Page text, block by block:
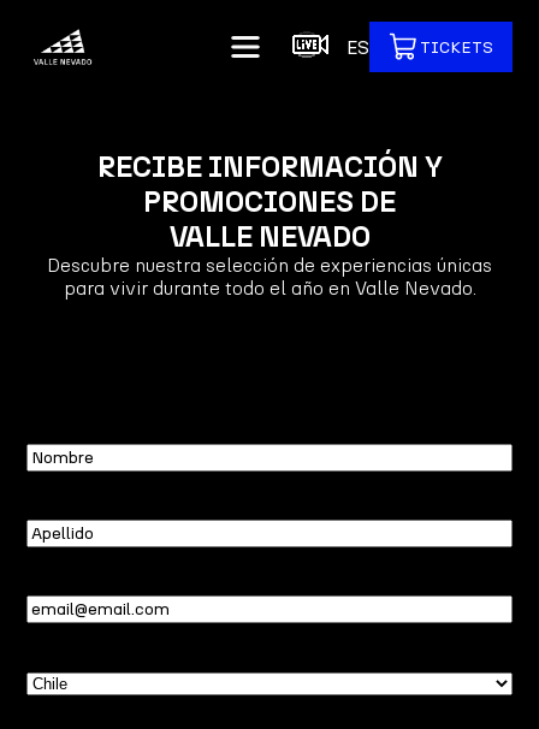
ES TICKETS
RECIBE INFORMACIÓN Y
PROMOCIONES DE
VALLE NEVADO
Descubre nuestra selección de experiencias únicas
para vivir durante todo el año en Valle Nevado.
Nombre
Apellido
Email(Required)
País(Required)